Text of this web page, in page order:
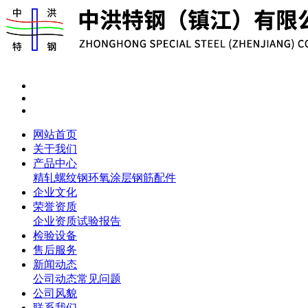
网站首页
关于我们
产品中心
精轧螺纹钢环氧涂层钢筋配件
企业文化
荣誉资质
企业资质试验报告
检验设备
售后服务
新闻动态
公司动态常见问题
公司风貌